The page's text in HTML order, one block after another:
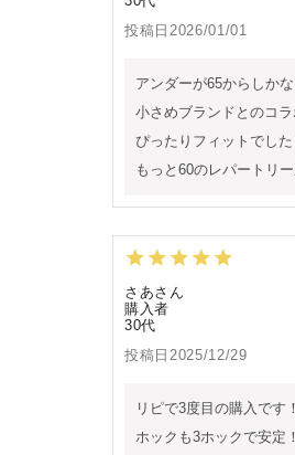
投稿日 2026/01/01
アンダーが65からしか
小さめブランドとのコ
ぴったりフィットでした
もっと60のレパートリ
さあ
購入者
30代
投稿日 2025/12/29
リピで3度目の購入です！
ホックも3ホックで安定！